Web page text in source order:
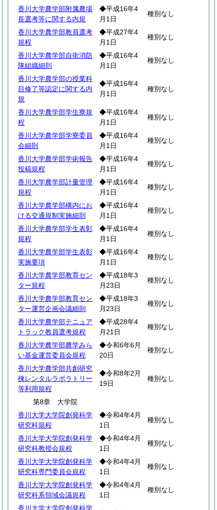
香川大学農学部附属農場
長選考等に関する内規
◆平成16年4
月1日
種別なし
香川大学農学部教員選考
規程
◆平成27年4
月1日
種別なし
香川大学農学部自衛消防
隊組織細則
◆平成16年4
月1日
種別なし
香川大学農学部の授業科
目修了等認定に関する内
規
◆平成16年4
月1日
種別なし
香川大学農学部学生寮規
程
◆平成16年4
月1日
種別なし
香川大学農学部学寮委員
会細則
◆平成16年4
月1日
種別なし
香川大学農学部学術報告
投稿規程
◆平成16年4
月1日
種別なし
香川大学農学部計量管理
規程
◆平成16年4
月1日
種別なし
香川大学農学部構内にお
ける交通規制実施細則
◆平成16年4
月1日
種別なし
香川大学農学部学生表彰
規程
◆平成16年4
月1日
種別なし
香川大学農学部学生表彰
実施要項
◆平成16年4
月1日
種別なし
香川大学農学部教育セン
ター規程
◆平成18年3
月23日
種別なし
香川大学農学部教育セン
ター運営企画会議細則
◆平成18年3
月23日
種別なし
香川大学農学部テニュア
トラック教員選考規程
◆平成28年4
月21日
種別なし
香川大学農学部農学みら
い基金運営委員会規程
◆令和6年6月
20日
種別なし
香川大学農学部共創研究
棟レンタルラボラトリー
等利用規程
◆令和8年2月
19日
種別なし
第8章 大学院
香川大学大学院創発科学
研究科規程
◆令和4年4月
1日
種別なし
香川大学大学院創発科学
研究科教授会規程
◆令和4年4月
1日
種別なし
香川大学大学院創発科学
研究科専門委員会規程
◆令和4年4月
1日
種別なし
香川大学大学院創発科学
研究科系領域会議規程
◆令和4年4月
1日
種別なし
香川大学大学院創発科学